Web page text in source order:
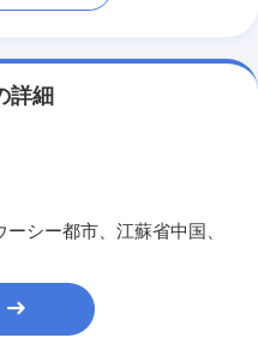
詳細
シー都市、江蘇省中国、